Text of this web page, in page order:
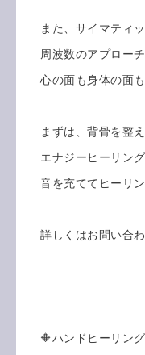
また、サイマティ
周波数のアプローチ
心の面も身体の面
まずは、背骨を整え
エナジーヒーリン
音を充ててヒーリ
詳しくはお問い合
🔶ハンドヒーリン